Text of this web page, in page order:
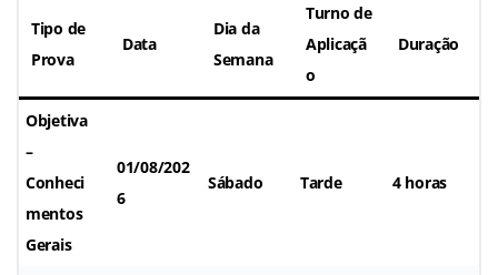
Tipo de
Prova
Data
Dia da
Semana
Turno de
Aplicaçã
o
Duração
Objetiva
–
Conheci
mentos
Gerais
01/08/202
6
Sábado Tarde 4 horas